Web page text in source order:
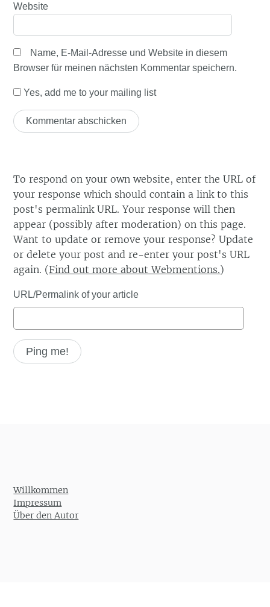
Website
Name, E-Mail-Adresse und Website in diesem
Browser für meinen nächsten Kommentar speichern.
Yes, add me to your mailing list
To respond on your own website, enter the URL of
your response which should contain a link to this
post's permalink URL. Your response will then
appear (possibly after moderation) on this page.
Want to update or remove your response? Update
or delete your post and re-enter your post's URL
again. (Find out more about Webmentions.)
URL/Permalink of your article
Willkommen
Impressum
Über den Autor